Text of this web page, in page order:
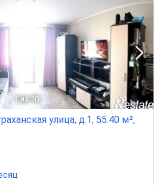
1 из 10
улица, д.1, 55.40 м²,